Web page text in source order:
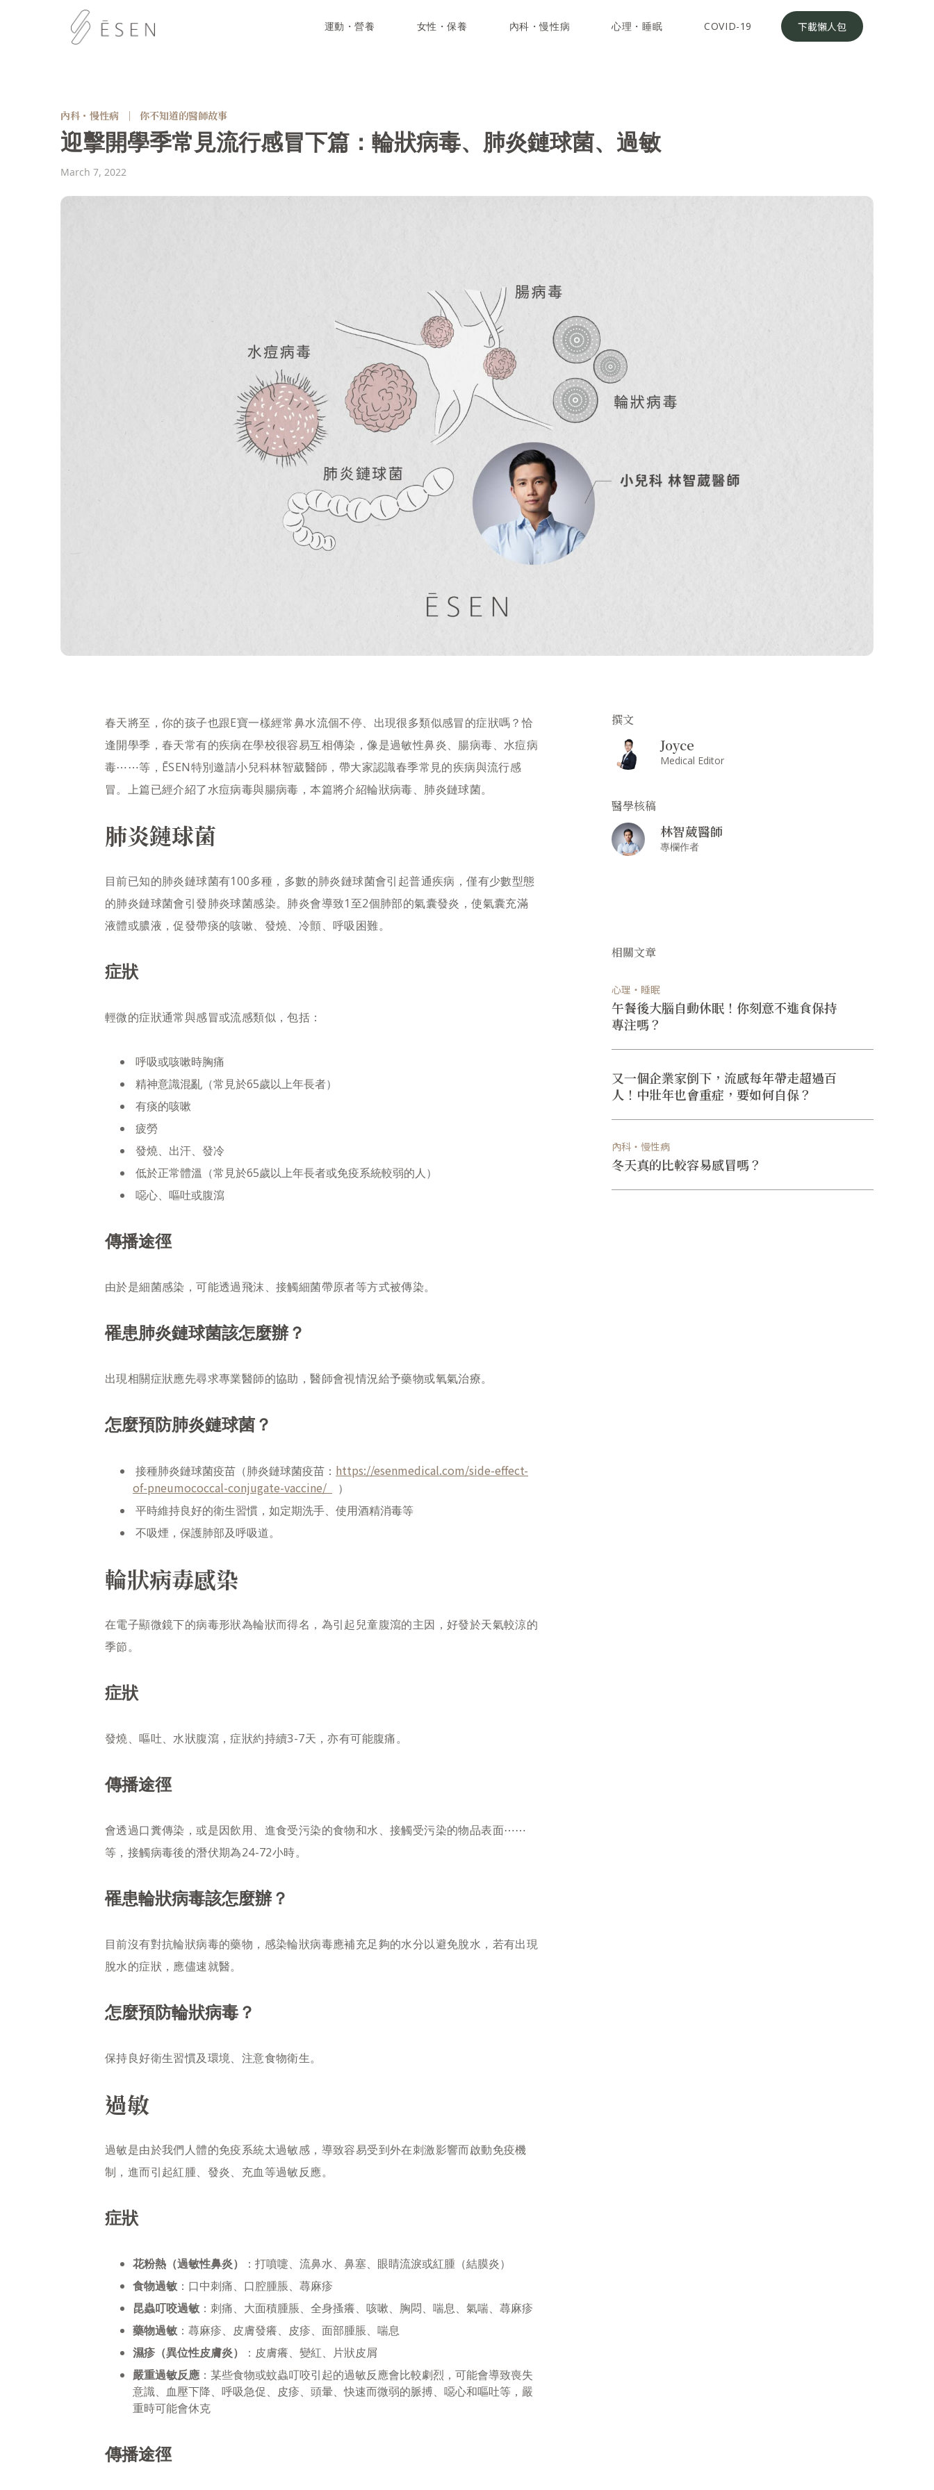
運動・營養 女性・保養 內科・慢性病 心理・睡眠 COVID-19 下載懶人包
內科・慢性病 ｜ 你不知道的醫師故事
迎擊開學季常見流行感冒下篇：輪狀病毒、肺炎鏈球菌、過敏
March 7, 2022
春天將至，你的孩子也跟E寶一樣經常鼻水流個不停、出現很多類似感冒的症狀嗎？恰
逢開學季，春天常有的疾病在學校很容易互相傳染，像是過敏性鼻炎、腸病毒、水痘病
毒⋯⋯等，ĒSEN特別邀請小兒科林智葳醫師，帶大家認識春季常見的疾病與流行感
冒。上篇已經介紹了水痘病毒與腸病毒，本篇將介紹輪狀病毒、肺炎鏈球菌。
肺炎鏈球菌
目前已知的肺炎鏈球菌有100多種，多數的肺炎鏈球菌會引起普通疾病，僅有少數型態
的肺炎鏈球菌會引發肺炎球菌感染。肺炎會導致1至2個肺部的氣囊發炎，使氣囊充滿
液體或膿液，促發帶痰的咳嗽、發燒、冷顫、呼吸困難。
症狀
輕微的症狀通常與感冒或流感類似，包括：
呼吸或咳嗽時胸痛
精神意識混亂（常見於65歲以上年長者）
有痰的咳嗽
疲勞
發燒、出汗、發冷
低於正常體溫（常見於65歲以上年長者或免疫系統較弱的人）
噁心、嘔吐或腹瀉
傳播途徑
由於是細菌感染，可能透過飛沫、接觸細菌帶原者等方式被傳染。
罹患肺炎鏈球菌該怎麼辦？
出現相關症狀應先尋求專業醫師的協助，醫師會視情況給予藥物或氧氣治療。
怎麼預防肺炎鏈球菌？
接種肺炎鏈球菌疫苗（肺炎鏈球菌疫苗： https://esenmedical.com/side-effect-
of-pneumococcal-conjugate-vaccine/
）
平時維持良好的衛生習慣，如定期洗手、使用酒精消毒等
不吸煙，保護肺部及呼吸道。
輪狀病毒感染
在電子顯微鏡下的病毒形狀為輪狀而得名，為引起兒童腹瀉的主因，好發於天氣較涼的
季節。
症狀
發燒、嘔吐、水狀腹瀉，症狀約持續3-7天，亦有可能腹痛。
傳播途徑
會透過口糞傳染，或是因飲用、進食受污染的食物和水、接觸受污染的物品表面⋯⋯
等，接觸病毒後的潛伏期為24-72小時。
罹患輪狀病毒該怎麼辦？
目前沒有對抗輪狀病毒的藥物，感染輪狀病毒應補充足夠的水分以避免脫水，若有出現
脫水的症狀，應儘速就醫。
怎麼預防輪狀病毒？
保持良好衛生習慣及環境、注意食物衛生。
過敏
過敏是由於我們人體的免疫系統太過敏感，導致容易受到外在刺激影響而啟動免疫機
制，進而引起紅腫、發炎、充血等過敏反應。
症狀
花粉熱（過敏性鼻炎）
：打噴嚏、流鼻水、鼻塞、眼睛流淚或紅腫（結膜炎）
食物過敏 ：口中刺痛、口腔腫脹、蕁麻疹
昆蟲叮咬過敏 ：刺痛、大面積腫脹、全身搔癢、咳嗽、胸悶、喘息、氣喘、蕁麻疹
藥物過敏 ：蕁麻疹、皮膚發癢、皮疹、面部腫脹、喘息
濕疹（異位性皮膚炎）
：皮膚癢、變紅、片狀皮屑
嚴重過敏反應 ：某些食物或蚊蟲叮咬引起的過敏反應會比較劇烈，可能會導致喪失
意識、血壓下降、呼吸急促、皮疹、頭暈、快速而微弱的脈搏、噁心和嘔吐等，嚴
重時可能會休克
傳播途徑
撰文
Joyce
Medical Editor
醫學核稿
林智葳醫師
專欄作者
相關文章
心理・睡眠
午餐後大腦自動休眠！你刻意不進食保持
專注嗎？
又一個企業家倒下，流感每年帶走超過百
人！中壯年也會重症，要如何自保？
內科・慢性病
冬天真的比較容易感冒嗎？